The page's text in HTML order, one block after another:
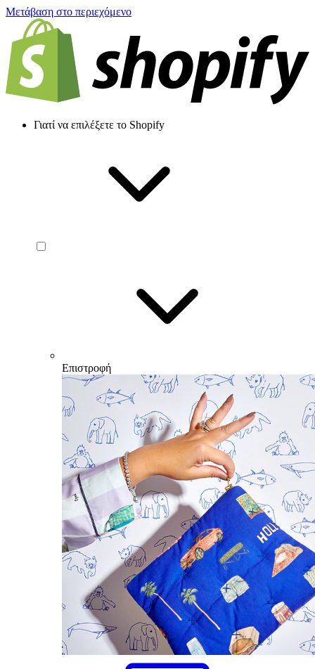
Μετάβαση στο περιεχόμενο
Γιατί να επιλέξετε το Shopify
Επιστροφή